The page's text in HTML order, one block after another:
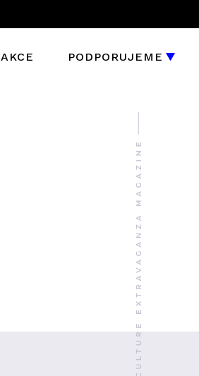
AKCE PODPORUJEME